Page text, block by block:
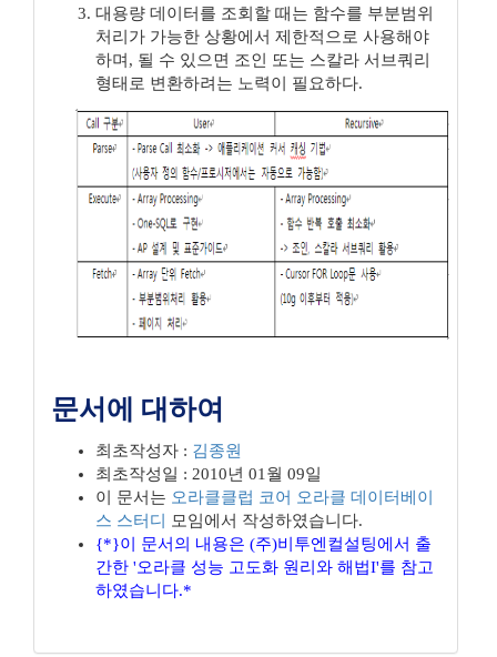
대용량 데이터를 조회할 때는 함수를 부분범위
처리가 가능한 상황에서 제한적으로 사용해야
하며, 될 수 있으면 조인 또는 스칼라 서브쿼리
형태로 변환하려는 노력이 필요하다.
문서에 대하여
최초작성자 : 김종원
최초작성일 : 2010년 01월 09일
이 문서는 오라클클럽 코어 오라클 데이터베이
스 스터디
모임에서 작성하였습니다.
{*}이 문서의 내용은 (주)비투엔컬설팅에서 출
간한 '오라클 성능 고도화 원리와 해법I'를 참고
하였습니다.*